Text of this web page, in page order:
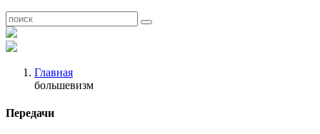
Главная
большевизм
Передачи